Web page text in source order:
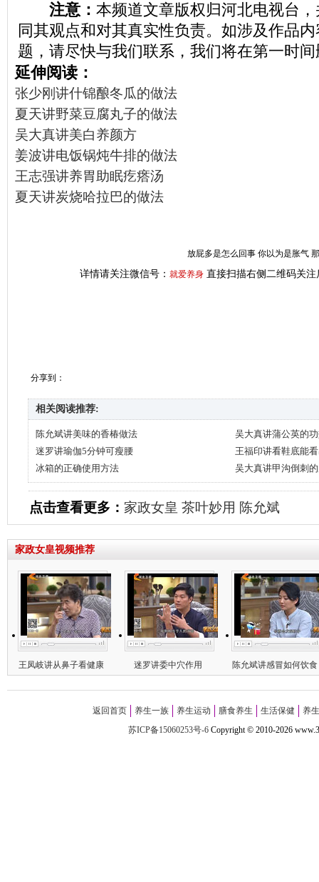
注意： 本频道文章版权归河北电视台
同其观点和对其真实性负责。如涉及作品
题，请尽快与我们联系，我们将在第一时
延伸阅读：
张少刚讲什锦酿冬瓜的做法
夏天讲野菜豆腐丸子的做法
吴大真讲美白养颜方
姜波讲电饭锅炖牛排的做法
王志强讲养胃助眠疙瘩汤
夏天讲炭烧哈拉巴的做法
放屁多是怎么回事 你以为是胀气
详情请关注微信号： 就爱养身 直接扫描右侧二维码关注
分享到：
相关阅读推荐:
陈允斌讲美味的香椿做法
吴大真讲蒲公英的
迷罗讲瑜伽5分钟可瘦腰
王福印讲看鞋底能
冰箱的正确使用方法
吴大真讲甲沟倒刺
点击查看更多： 家政女皇 茶叶妙用 陈允斌
家政女皇视频推荐
王凤岐讲从鼻子看健康 迷罗讲委中穴作用 陈允斌讲感冒如何饮食
返回首页 养生一族 养生运动 膳食养生 生活保健
养
苏ICP备15060253号-6Copyright©2010-2026